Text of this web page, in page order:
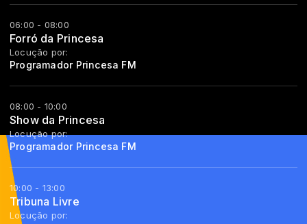
06:00 - 08:00
Forró da Princesa
Locução por:
Programador Princesa FM
08:00 - 10:00
Show da Princesa
Locução por:
Programador Princesa FM
10:00 - 13:00
Tribuna Livre
Locução por: